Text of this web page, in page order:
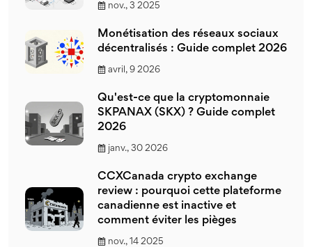
nov., 3 2025
Monétisation des réseaux sociaux
décentralisés : Guide complet 2026
avril, 9 2026
Qu'est-ce que la cryptomonnaie
SKPANAX (SKX) ? Guide complet
2026
janv., 30 2026
CCXCanada crypto exchange
review : pourquoi cette plateforme
canadienne est inactive et
comment éviter les pièges
nov., 14 2025